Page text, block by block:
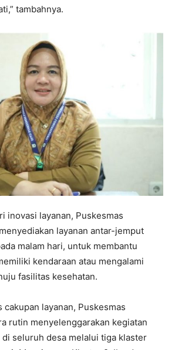
tambahnya.
inovasi layanan, Puskesmas
layanan antar-jemput
malam hari, untuk membantu
kendaraan atau mengalami
fasilitas kesehatan.
layanan, Puskesmas
rutin menyelenggarakan kegiatan
di seluruh desa melalui tiga klaster